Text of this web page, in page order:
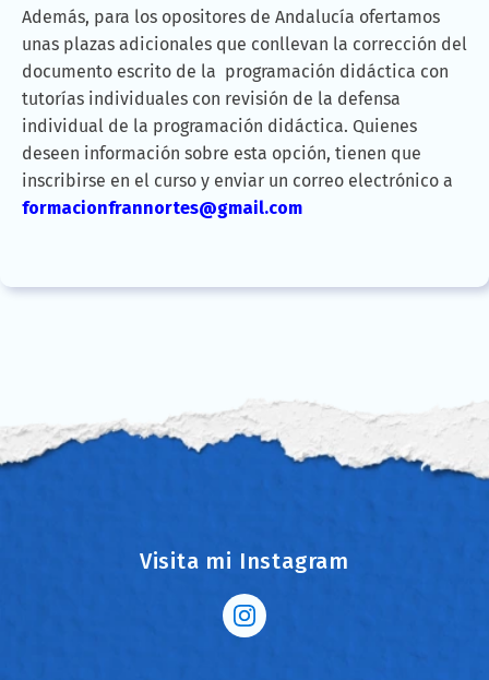
Además, para los opositores de Andalucía ofertamos
unas plazas adicionales que conllevan la corrección del
documento escrito de la programación didáctica con
tutorías individuales con revisión de la defensa
individual de la programación didáctica. Quienes
deseen información sobre esta opción, tienen que
inscribirse en el curso y enviar un correo electrónico a
formacionfrannortes@gmail.com
Visita mi Instagram